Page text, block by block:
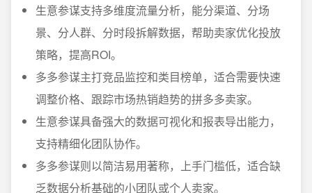
生意参谋支持多维度流量分析，能分渠道、分场
景、分人群、分时段拆解数据，帮助卖家优化投放
策略，提高ROI。
多多参谋主打竞品监控和类目榜单，适合需要快速
调整价格、跟踪市场热销趋势的拼多多卖家。
生意参谋具备强大的数据可视化和报表导出能力，
支持精细化团队协作。
多多参谋则以简洁易用著称，上手门槛低，适合缺
乏数据分析基础的小团队或个人卖家。